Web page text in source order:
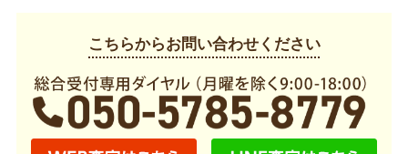
こちらからお問い合わせください